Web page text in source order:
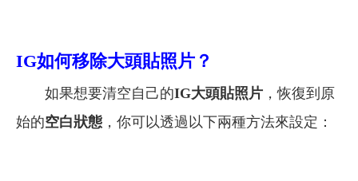
IG如何移除大頭貼照片？
如果想要清空自己的IG大頭貼照片 ，恢復到原
始的空白狀態 ，你可以透過以下兩種方法來設定：